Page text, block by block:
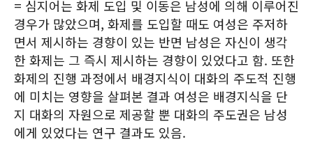
= 심지어는 화제 도입 및 이동은 남성에 의해 이루어진
경우가 많았으며, 화제를 도입할 때도 여성은 주저하
면서 제시하는 경향이 있는 반면 남성은 자신이 생각
한 화제는 그 즉시 제시하는 경향이 있었다고 함. 또한
화제의 진행 과정에서 배경지식이 대화의 주도적 진행
에 미치는 영향을 살펴본 결과 여성은 배경지식을 단
지 대화의 자원으로 제공할 뿐 대화의 주도권은 남성
에게 있었다는 연구 결과도 있음.